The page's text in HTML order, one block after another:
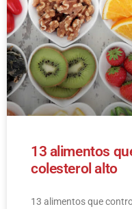
13 alimentos
colesterol alto
13 alimentos que